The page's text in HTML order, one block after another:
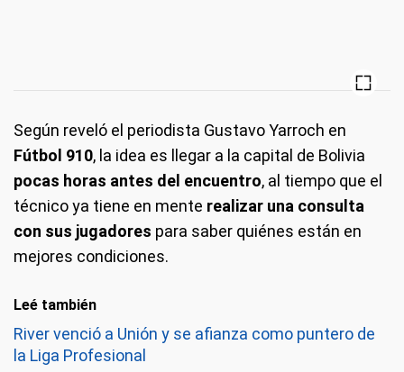
Según reveló el periodista Gustavo Yarroch en
Fútbol 910, la idea es llegar a la capital de Bolivia
pocas horas antes del encuentro, al tiempo que el
técnico ya tiene en mente realizar una consulta
con sus jugadores para saber quiénes están en
mejores condiciones.
Leé también
River venció a Unión y se afianza como puntero de
la Liga Profesional